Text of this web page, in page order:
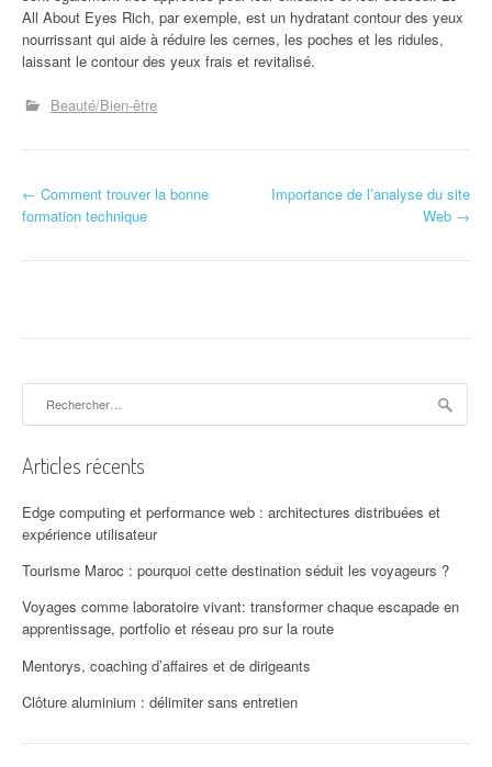
All About Eyes Rich, par exemple, est un hydratant contour des yeux
nourrissant qui aide à réduire les cernes, les poches et les ridules,
laissant le contour des yeux frais et revitalisé.
Beauté/Bien-être
N
t
i
o
n
d
'
a
r
← Comment trouver la bonne
formation technique
Importance de l’analyse du site
Web →
Articles récents
Edge computing et performance web : architectures distribuées et
expérience utilisateur
Tourisme Maroc : pourquoi cette destination séduit les voyageurs ?
Voyages comme laboratoire vivant: transformer chaque escapade en
apprentissage, portfolio et réseau pro sur la route
Mentorys, coaching d’affaires et de dirigeants
Clôture aluminium : délimiter sans entretien